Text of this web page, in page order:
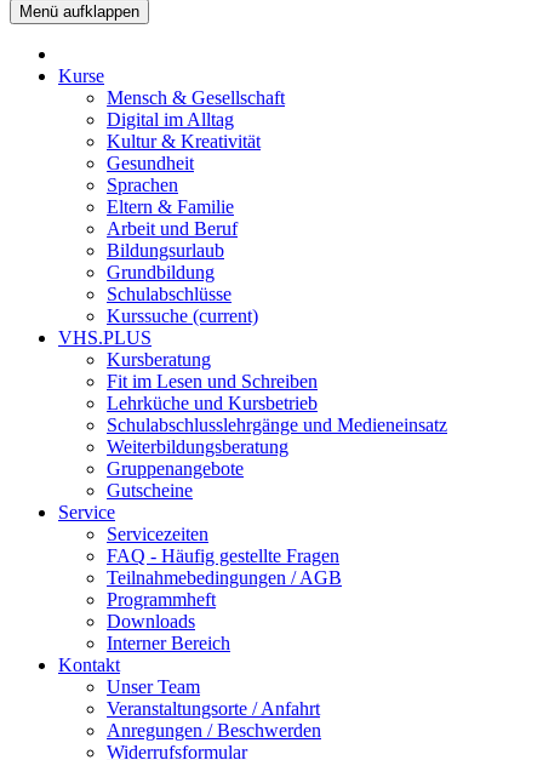
Menü aufklappen
Kurse
Mensch & Gesellschaft
Digital im Alltag
Kultur & Kreativität
Gesundheit
Sprachen
Eltern & Familie
Arbeit und Beruf
Bildungsurlaub
Grundbildung
Schulabschlüsse
Kurssuche (current)
VHS.PLUS
Kursberatung
Fit im Lesen und Schreiben
Lehrküche und Kursbetrieb
Schulabschlusslehrgänge und Medieneinsatz
Weiterbildungsberatung
Gruppenangebote
Gutscheine
Service
Servicezeiten
FAQ - Häufig gestellte Fragen
Teilnahmebedingungen / AGB
Programmheft
Downloads
Interner Bereich
Kontakt
Unser Team
Veranstaltungsorte / Anfahrt
Anregungen / Beschwerden
Widerrufsformular